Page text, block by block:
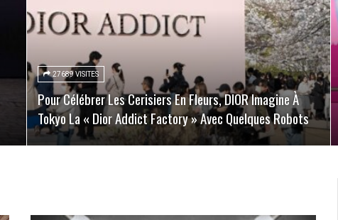
27689 VISITES
Pour Célébrer Les Cerisiers En Fleurs, DIOR Imagine À
Tokyo La « Dior Addict Factory » Avec Quelques Robots